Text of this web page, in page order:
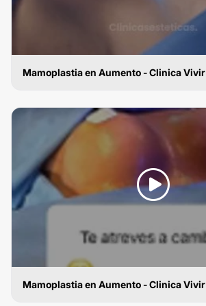
Mamoplastia en Aumento - Clinica Vivir
Mamoplastia en Aumento - Clinica Vivir